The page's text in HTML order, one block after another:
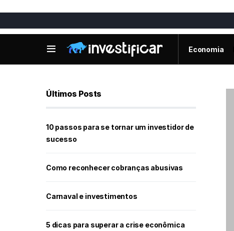
Economia
Últimos Posts
10 passos para se tornar um investidor de
sucesso
Como reconhecer cobranças abusivas
Carnaval e investimentos
5 dicas para superar a crise econômica